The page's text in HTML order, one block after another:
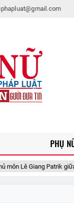
Patrik giữa tin đồn tình
PHỤ